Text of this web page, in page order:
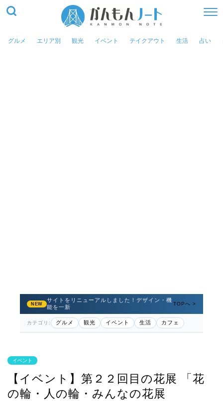
グルメ エリア別 観光 イベント テイクアウト 生活 占い
NEW
サイトをリニューアルしました！デザイン・機
能を一新
TOPへ >
カテゴリ: グルメ 観光 イベント 生活 カフェ
イベント
【イベント】第２２回目の花展 「花
の輪・人の輪・みんなの花展